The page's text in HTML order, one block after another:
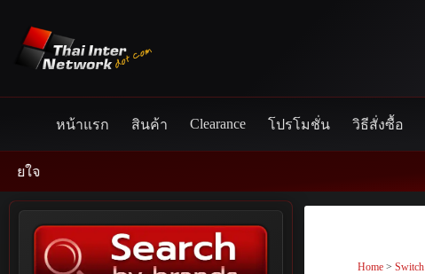
content
หน้าแรก สินค้า Clearance โปรโมชั่น วิธีสั่งซื้อ
Home >Switch